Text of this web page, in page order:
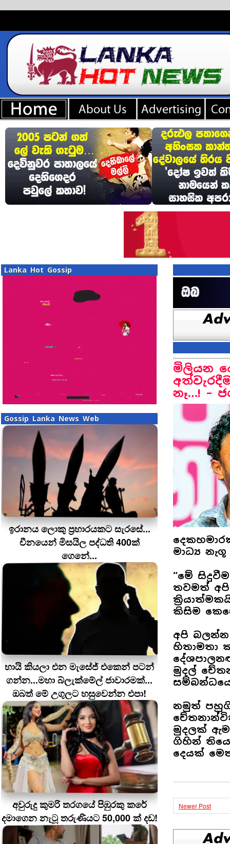
Lanka Hot Gossip
Gossip Lanka News Web
ඉරානය ලොකු ප‍්‍රහාරයකට සැරසේ...
චීනයෙන් මිසයිල පද්ධති 400ක්
ගෙනේ...
හායි කියලා එන මැසේජ් එකෙන් පටන්
ගන්න...මහා බ්ලැක්මේල් ජාවාරමක්...
ඔබත් මේ උගුලට හසුවෙන්න එපා!
අවුරුදු කුමරි තරගයේ පිඹුරකු කරේ
දමාගෙන නැටූ තරුණියට 50,000 ක් දඩ!
මිලියන
නෑ…! –
මාධ්‍ය
“මේ
තවමත්
කිසිම
අපි බලන්න
හිතාමතා
මුදල්
නමුත්
මුදලක්
ගිහින්
දෙයක්
Newer Post